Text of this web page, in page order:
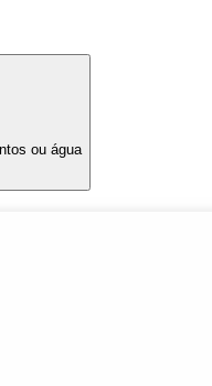
ou água